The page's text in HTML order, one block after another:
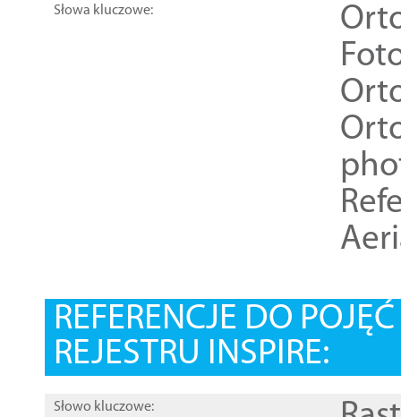
Słowa kluczowe:
REFERENCJE DO
REJESTRU INSPIRE:
Słowo kluczowe: